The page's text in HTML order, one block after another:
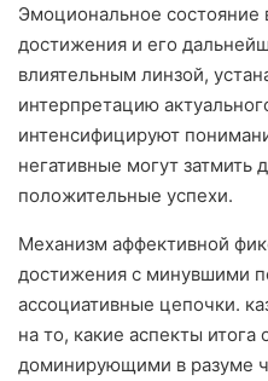
Эмоциональное состояние
достижения и его
влиятельным линзой,
интерпретацию
интенсифицируют
негативные могут затмить
положительные успехи.
Механизм аффективной
достижения с минувшими
ассоциативные цепочки.
на то, какие аспекты итога
доминирующими в разуме